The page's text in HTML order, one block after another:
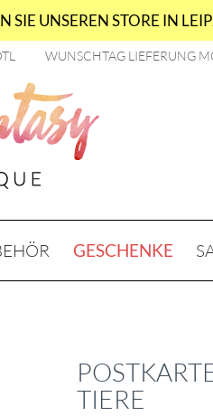
SIE UNSEREN STORE IN
WUNSCHTAG LIEFERUNG
GESCHENKE
TIERE